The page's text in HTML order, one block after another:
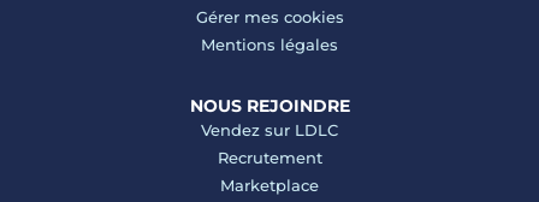
Gérer mes cookies
Mentions légales
NOUS REJOINDRE
Vendez sur LDLC
Recrutement
Marketplace